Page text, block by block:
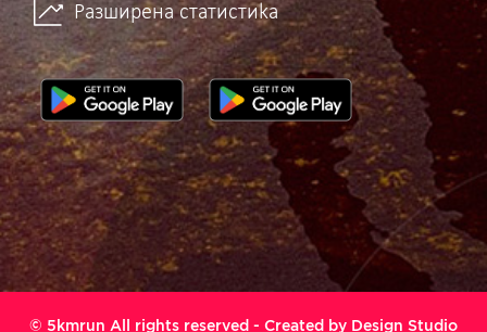
Разширена статистика
© 5kmrun All rights reserved - Created by Design Studio